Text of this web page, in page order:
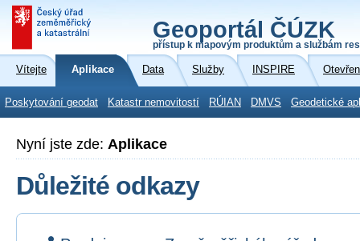
Geoportál ČÚZK
přístup k mapovým produktům a službám
Vítejte Aplikace Data Služby INSPIRE
Poskytování geodat Katastr nemovitostí RÚIAN DMVS Geodetické
Nyní jste zde: Aplikace
Důležité odkazy